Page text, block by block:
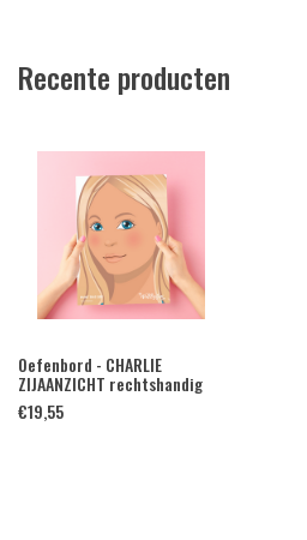
Recente producten
Oefenbord - CHARLIE
ZIJAANZICHT rechtshandig
€19,55